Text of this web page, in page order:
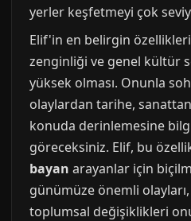
yerler keşfetmeyi çok
Elif'in en belirgin
zenginliği ve genel kültür
yüksek olması. Onunla
olaylardan tarihe,
konuda derinlemesine
göreceksiniz. Elif, bu
bayan arayanlar için
günümüze önemli
toplumsal değişiklikleri